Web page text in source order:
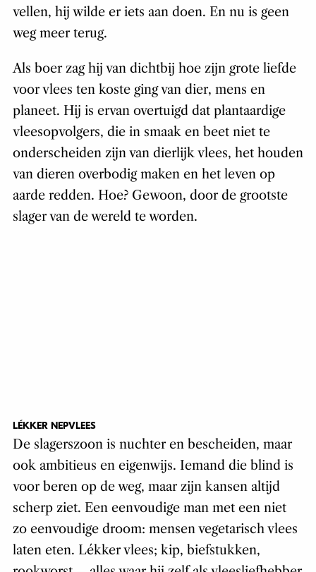
vellen, hij wilde er iets aan doen. En nu is geen
weg meer terug.
Als boer zag hij van dichtbij hoe zijn grote liefde
voor vlees ten koste ging van dier, mens en
planeet. Hij is ervan overtuigd dat plantaardige
vleesopvolgers, die in smaak en beet niet te
onderscheiden zijn van dierlijk vlees, het houden
van dieren overbodig maken en het leven op
aarde redden. Hoe? Gewoon, door de grootste
slager van de wereld te worden.
LÉKKER NEPVLEES
De slagerszoon is nuchter en bescheiden, maar
ook ambitieus en eigenwijs. Iemand die blind is
voor beren op de weg, maar zijn kansen altijd
scherp ziet. Een eenvoudige man met een niet
zo eenvoudige droom: mensen vegetarisch vlees
laten eten. Lékker vlees; kip, biefstukken,